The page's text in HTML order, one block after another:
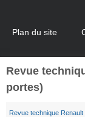
Plan du site
Revue
portes)
Revue technique Renault